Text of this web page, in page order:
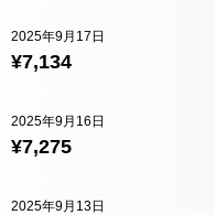
¥7,134
2025年9月17日
¥7,275
2025年9月16日
2025年9月13日